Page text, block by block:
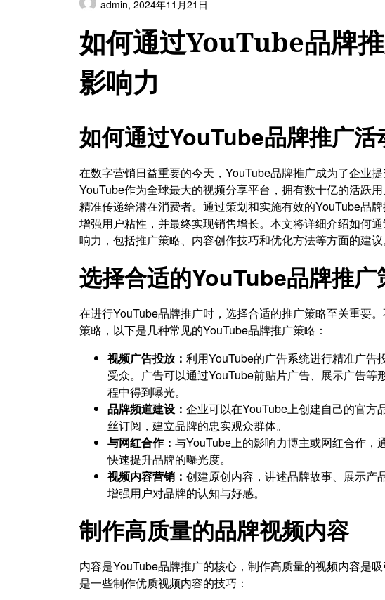
如何通过YouTube品牌
影响力
admin, 2024年11月21日
如何通过YouTube品牌推广活
在数字营销日益重要的今天，YouTube品牌推广成为了企业提
YouTube作为全球最大的视频分享平台，拥有数十亿的活跃
精准传递给潜在消费者。通过策划和实施有效的YouTube品
增强用户粘性，并最终实现销售增长。本文将详细介绍如何
响力，包括推广策略、内容创作技巧和优化方法等方面的建议
选择合适的YouTube品牌推广
在进行YouTube品牌推广时，选择合适的推广策略至关重要
策略，以下是几种常见的YouTube品牌推广策略：
视频广告投放： 利用YouTube的广告系统进行精准广告
受众。广告可以通过YouTube前贴片广告、展示广告
程中得到曝光。
品牌频道建设： 企业可以在YouTube上创建自己的官方
丝订阅，建立品牌的忠实观众群体。
与网红合作： 与YouTube上的影响力博主或网红合作，
快速提升品牌的曝光度。
视频内容营销： 创建原创内容，讲述品牌故事、展示产
增强用户对品牌的认知与好感。
制作高质量的品牌视频内容
内容是YouTube品牌推广的核心，制作高质量的视频内容是
是一些制作优质视频内容的技巧：